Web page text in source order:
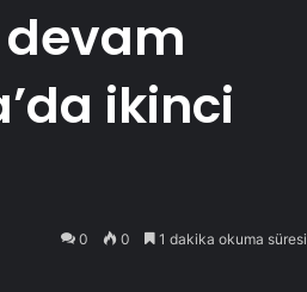
devam
ikinci
0 0 1 dakika okuma süresi